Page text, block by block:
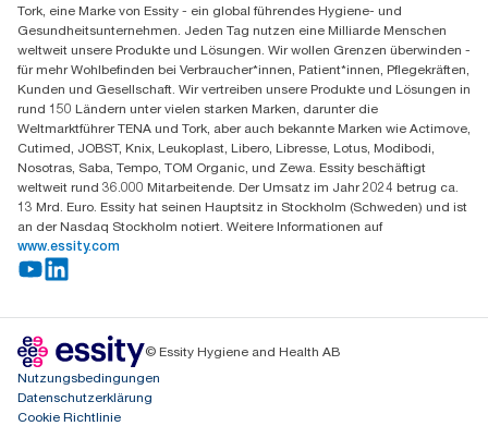
Essity Switzerland AG
Parkstraße 1b
6214 Schenkon
Mo-Do 8:00-16:30 | Fr 8:00-15:00
GLN: 7609999000928
Tork, eine Marke von Essity - ein global führendes Hygiene- und
Gesundheitsunternehmen. Jeden Tag nutzen eine Milliarde Menschen
weltweit unsere Produkte und Lösungen. Wir wollen Grenzen überwinden -
für mehr Wohlbefinden bei Verbraucher*innen, Patient*innen, Pflegekräften,
Kunden und Gesellschaft. Wir vertreiben unsere Produkte und Lösungen in
rund 150 Ländern unter vielen starken Marken, darunter die
Weltmarktführer TENA und Tork, aber auch bekannte Marken wie Actimove,
Cutimed, JOBST, Knix, Leukoplast, Libero, Libresse, Lotus, Modibodi,
Nosotras, Saba, Tempo, TOM Organic, und Zewa. Essity beschäftigt
weltweit rund 36.000 Mitarbeitende. Der Umsatz im Jahr 2024 betrug ca.
13 Mrd. Euro. Essity hat seinen Hauptsitz in Stockholm (Schweden) und ist
an der Nasdaq Stockholm notiert. Weitere Informationen auf
www.essity.com
© Essity Hygiene and Health AB
Nutzungsbedingungen
Datenschutzerklärung
Cookie Richtlinie